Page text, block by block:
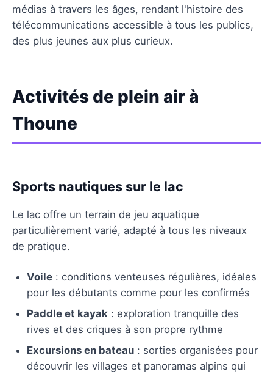
médias à travers les âges, rendant l'histoire des
télécommunications accessible à tous les publics,
des plus jeunes aux plus curieux.
Activités de plein air à
Thoune
Sports nautiques sur le lac
Le lac offre un terrain de jeu aquatique
particulièrement varié, adapté à tous les niveaux
de pratique.
Voile : conditions venteuses régulières, idéales
pour les débutants comme pour les confirmés
Paddle et kayak : exploration tranquille des
rives et des criques à son propre rythme
Excursions en bateau : sorties organisées pour
découvrir les villages et panoramas alpins qui